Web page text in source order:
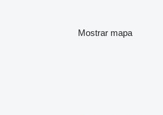
Mostrar mapa